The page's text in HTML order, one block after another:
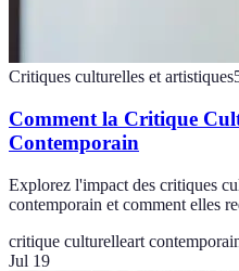
Critiques culturelles et artistiques
Comment la Critique
Contemporain
Explorez l'impact des critiques
contemporain et comment elles
critique culturelleart
Jul 19